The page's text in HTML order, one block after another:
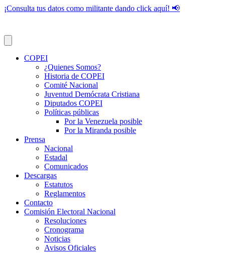
¡Consulta tus datos como militante dando click aquí! 📢
COPEI
¿Quienes Somos?
Historia de COPEI
Comité Nacional
Juventud Demócrata Cristiana
Diputados COPEI
Políticas públicas
Por la Venezuela posible
Por la Miranda posible
Prensa
Nacional
Estadal
Comunicados
Descargas
Estatutos
Reglamentos
Contacto
Comisión Electoral Nacional
Resoluciones
Cronograma
Noticias
Avisos Oficiales